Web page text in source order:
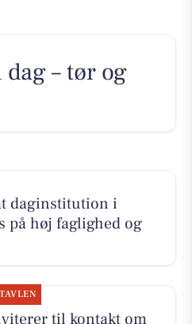
– tør og
daginstitution i
på høj faglighed og
til kontakt om